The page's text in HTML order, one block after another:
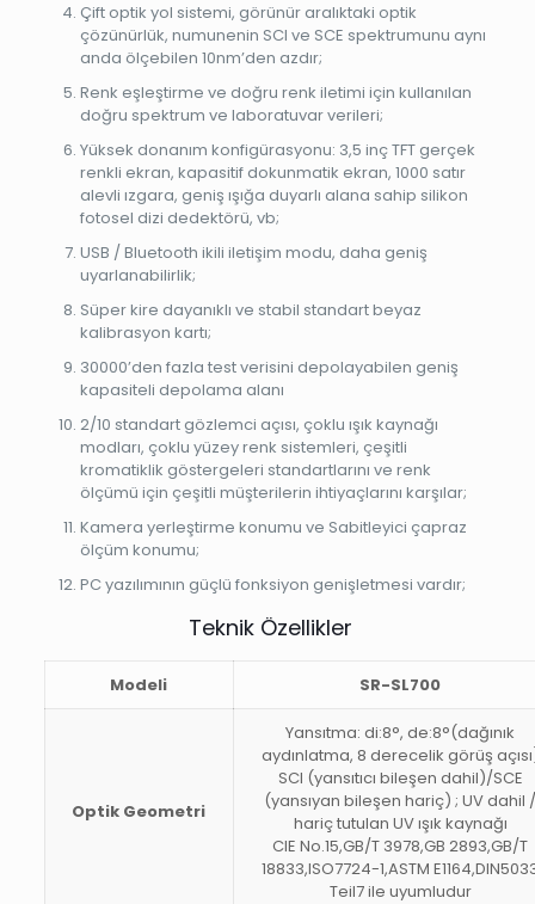
Çift optik yol sistemi, görünür aralıktaki optik
çözünürlük, numunenin SCI ve SCE spektrumunu aynı
anda ölçebilen 10nm’den azdır;
Renk eşleştirme ve doğru renk iletimi için kullanılan
doğru spektrum ve laboratuvar verileri;
Yüksek donanım konfigürasyonu: 3,5 inç TFT gerçek
renkli ekran, kapasitif dokunmatik ekran, 1000 satır
alevli ızgara, geniş ışığa duyarlı alana sahip silikon
fotosel dizi dedektörü, vb;
USB / Bluetooth ikili iletişim modu, daha geniş
uyarlanabilirlik;
Süper kire dayanıklı ve stabil standart beyaz
kalibrasyon kartı;
30000’den fazla test verisini depolayabilen geniş
kapasiteli depolama alanı
2/10 standart gözlemci açısı, çoklu ışık kaynağı
modları, çoklu yüzey renk sistemleri, çeşitli
kromatiklik göstergeleri standartlarını ve renk
ölçümü için çeşitli müşterilerin ihtiyaçlarını karşılar;
Kamera yerleştirme konumu ve Sabitleyici çapraz
ölçüm konumu;
PC yazılımının güçlü fonksiyon genişletmesi vardır;
Teknik Özellikler
Modeli SR-SL700
Optik Geometri
Yansıtma: di:8°, de:8°(dağınık
aydınlatma, 8 derecelik görüş
SCI (yansıtıcı bileşen dahil)/SCE
(yansıyan bileşen hariç) ; UV dahil
hariç tutulan UV ışık kaynağı
CIE No.15,GB/T 3978,GB 2893,GB/T
18833,ISO7724-1,ASTM
Teil7 ile uyumludur